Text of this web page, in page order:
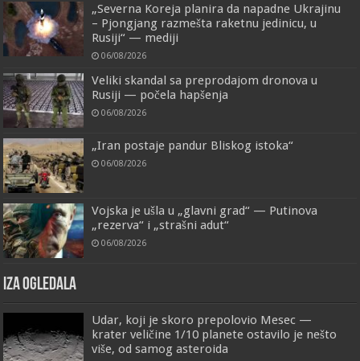
„Severna Koreja planira da napadne Ukrajinu
– Pjongjang razmešta raketnu jedinicu, u
Rusiji“ — mediji
06/08/2026
Veliki skandal sa preprodajom dronova u
Rusiji — počela hapšenja
06/08/2026
„Iran postaje pandur Bliskog istoka“
06/08/2026
Vojska je ušla u „glavni grad“ — Putinova
„rezerva“ i „strašni adut“
06/08/2026
IZA OGLEDALA
Udar, koji je skoro prepolovio Mesec —
krater veličine 1/10 planete ostavilo je nešto
više, od samog asteroida